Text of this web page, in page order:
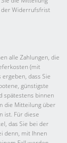
der Widerrufsfrist
alle Zahlungen, die
(mit
dass Sie
günstigste
spätestens binnen
die Mitteilung über
ist. Für diese
das Sie bei der
denn, mit Ihnen